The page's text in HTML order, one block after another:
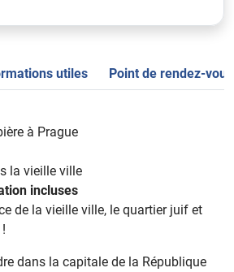
utiles Point de rendez-vous
à Prague
la vieille ville
incluses
de la vieille ville, le quartier juif et
dans la capitale de la République